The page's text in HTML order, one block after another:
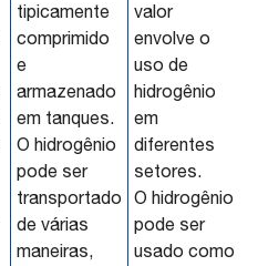
tipicamente
comprimido
e
armazenado
em tanques.
O hidrogênio
pode ser
transportado
de várias
maneiras,
valor
envolve o
uso de
hidrogênio
em
diferentes
setores.
O hidrogênio
pode ser
usado como